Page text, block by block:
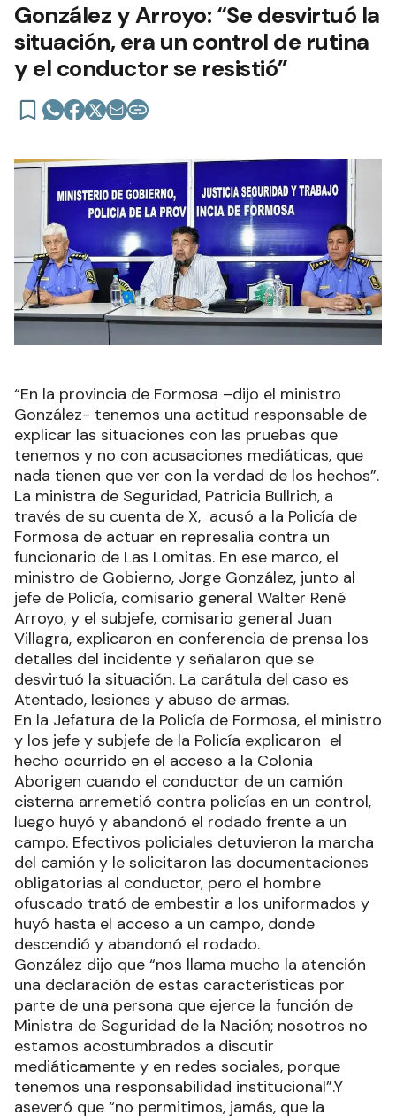
González y Arroyo: “Se desvirtuó la
situación, era un control de rutina
y el conductor se resistió”
“En la provincia de Formosa –dijo el ministro
González- tenemos una actitud responsable de
explicar las situaciones con las pruebas que
tenemos y no con acusaciones mediáticas, que
nada tienen que ver con la verdad de los hechos”.
La ministra de Seguridad, Patricia Bullrich, a
través de su cuenta de X, acusó a la Policía de
Formosa de actuar en represalia contra un
funcionario de Las Lomitas. En ese marco, el
ministro de Gobierno, Jorge González, junto al
jefe de Policía, comisario general Walter René
Arroyo, y el subjefe, comisario general Juan
Villagra, explicaron en conferencia de prensa los
detalles del incidente y señalaron que se
desvirtuó la situación. La carátula del caso es
Atentado, lesiones y abuso de armas.
En la Jefatura de la Policía de Formosa, el ministro
y los jefe y subjefe de la Policía explicaron el
hecho ocurrido en el acceso a la Colonia
Aborigen cuando el conductor de un camión
cisterna arremetió contra policías en un control,
luego huyó y abandonó el rodado frente a un
campo. Efectivos policiales detuvieron la marcha
del camión y le solicitaron las documentaciones
obligatorias al conductor, pero el hombre
ofuscado trató de embestir a los uniformados y
huyó hasta el acceso a un campo, donde
descendió y abandonó el rodado.
González dijo que “nos llama mucho la atención
una declaración de estas características por
parte de una persona que ejerce la función de
Ministra de Seguridad de la Nación; nosotros no
estamos acostumbrados a discutir
mediáticamente y en redes sociales, porque
tenemos una responsabilidad institucional”.Y
aseveró que “no permitimos, jamás, que la